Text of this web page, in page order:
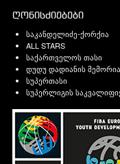
ღონისძიებები
საკანდელიძე-ქორქია
ALL STARS
საქართველოს თასი
დუდუ დადიანის
სუპერთასი
სუპერლიგის